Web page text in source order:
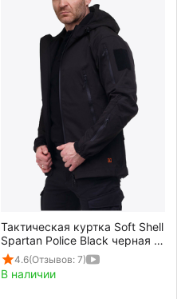
Тактическая куртка Soft Shell
Spartan Police Black черная с
капюшоном
4.6(Отзывов: 7)
В наличии